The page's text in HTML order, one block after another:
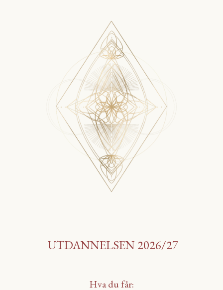
UTDANNELSEN 2026/27
Hva du får: